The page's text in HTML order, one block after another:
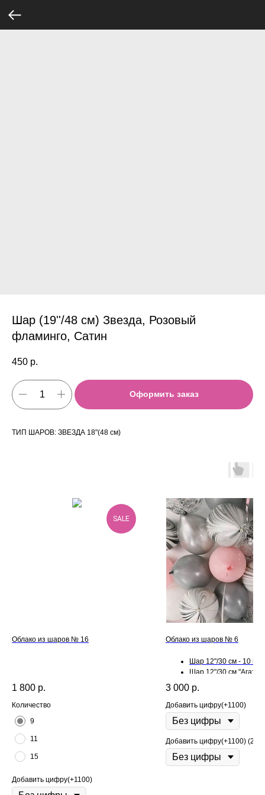
Шар (19''/48 см) Звезда, Розовый
фламинго, Сатин
450 р.
Оформить заказ
ТИП ШАРОВ: ЗВЕЗДА 18"(48 см)
SALE
Облако из шаров № 16
1 800 р.
Количество
9
11
15
Добавить цифру(+1100)
Облако из шаров № 6
Шар 12"/30 см - 10 шт.
Шар 12"/30 см "Агат" -
шт.
3 000 р.
Добавить цифру(+1100)
Добавить цифру(+1100) (2)